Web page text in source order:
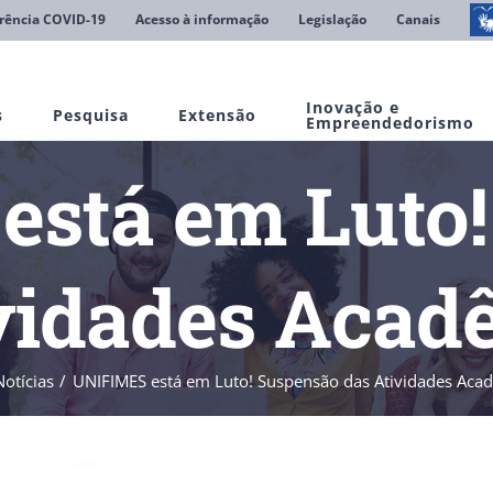
COVID-19 Acesso à informação Legislação Canais
Pesquisa Extensão Inovação e
Empreendedorismo
em
UNIFIMES está em Luto! Suspensão das Atividades